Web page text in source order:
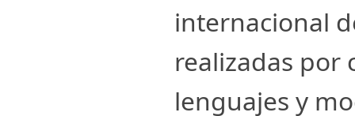
internacional
realizadas por
lenguajes y